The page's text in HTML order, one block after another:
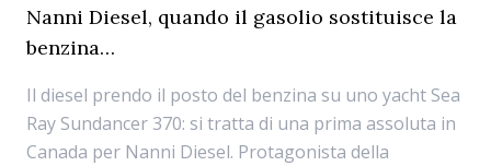
Nanni Diesel, quando il gasolio sostituisce la
benzina…
Il diesel prendo il posto del benzina su uno yacht Sea
Ray Sundancer 370: si tratta di una prima assoluta in
Canada per Nanni Diesel. Protagonista della